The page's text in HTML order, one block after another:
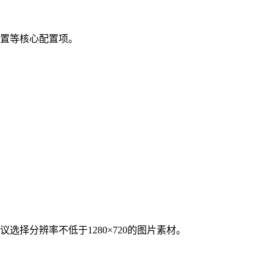
等核心配置项。
择分辨率不低于1280×720的图片素材。